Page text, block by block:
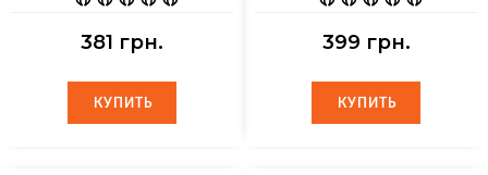
381 грн.
КУПИТЬ
КУПИТЬ
399 грн.
КУПИТЬ
КУПИТЬ